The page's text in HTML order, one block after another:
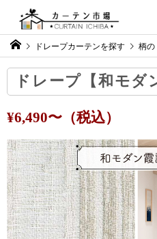
ドレープカーテンを探す 柄の
ドレープ【和モダ
¥6,490〜（税込）